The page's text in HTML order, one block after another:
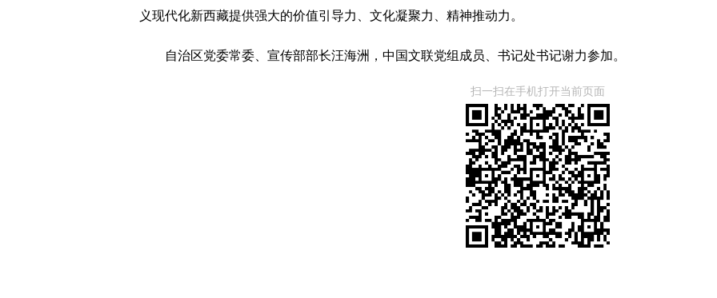
义现代化新西藏提供强大的价值引导力、文化凝聚力、精神推动力。
自治区党委常委、宣传部部长汪海洲，中国文联党组成员、书记处书记谢力参加。
扫一扫在手机打开当前页面